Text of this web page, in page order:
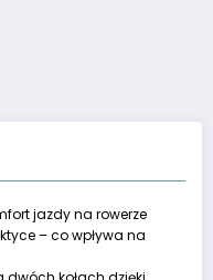
jazdy na rowerze
– co wpływa na